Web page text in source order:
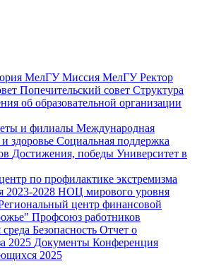
МелГУМиссия МелГУРектор
Попечительский совет Структура
об образовательной организации
и филиалы Международная
здоровье Социальная поддержка
Достижения, победы Университет в
по профилактике экстремизма
2023-2028 НОЦ мирового уровня
центр финансовой
Профсоюз работников
Безопасность Отчет о
2025 Документы Конференция
2025